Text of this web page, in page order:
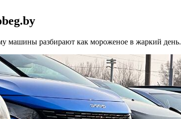
машины разбирают как мороженое в жаркий день.